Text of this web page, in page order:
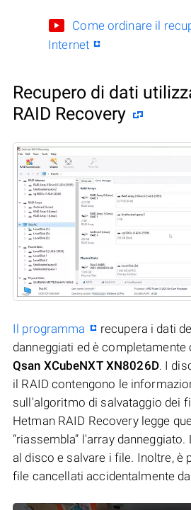
Come ordinare il
Internet
Recupero di dati
RAID Recovery
Il programma
recupera i dati
danneggiati ed è
Qsan XCubeNXT XN8026D. I
il RAID contengono le
sull'algoritmo di salvataggio dei
Hetman RAID Recovery legge
“riassembla” l'array danneggiato.
al disco e salvare i file. Inoltre, è
file cancellati accidentalmente